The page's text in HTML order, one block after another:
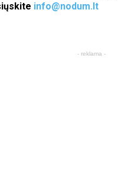
info@nodum.lt
- reklama -